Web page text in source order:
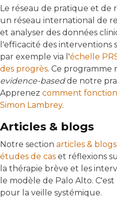
Le réseau de pratique et de
un réseau international de
et analyser des données
l'efficacité des interventions
par exemple via l'échelle
des progrès. Ce programme
evidence-basedde notre
Apprenez comment
Simon Lambrey.
Articles & blogs
Notre section articles & blogs
études de cas et réflexions
la thérapie brève et les
le modèle de Palo Alto.
pour la veille systémique.